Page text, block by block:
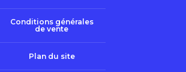
Conditions générales
de vente
Plan du site